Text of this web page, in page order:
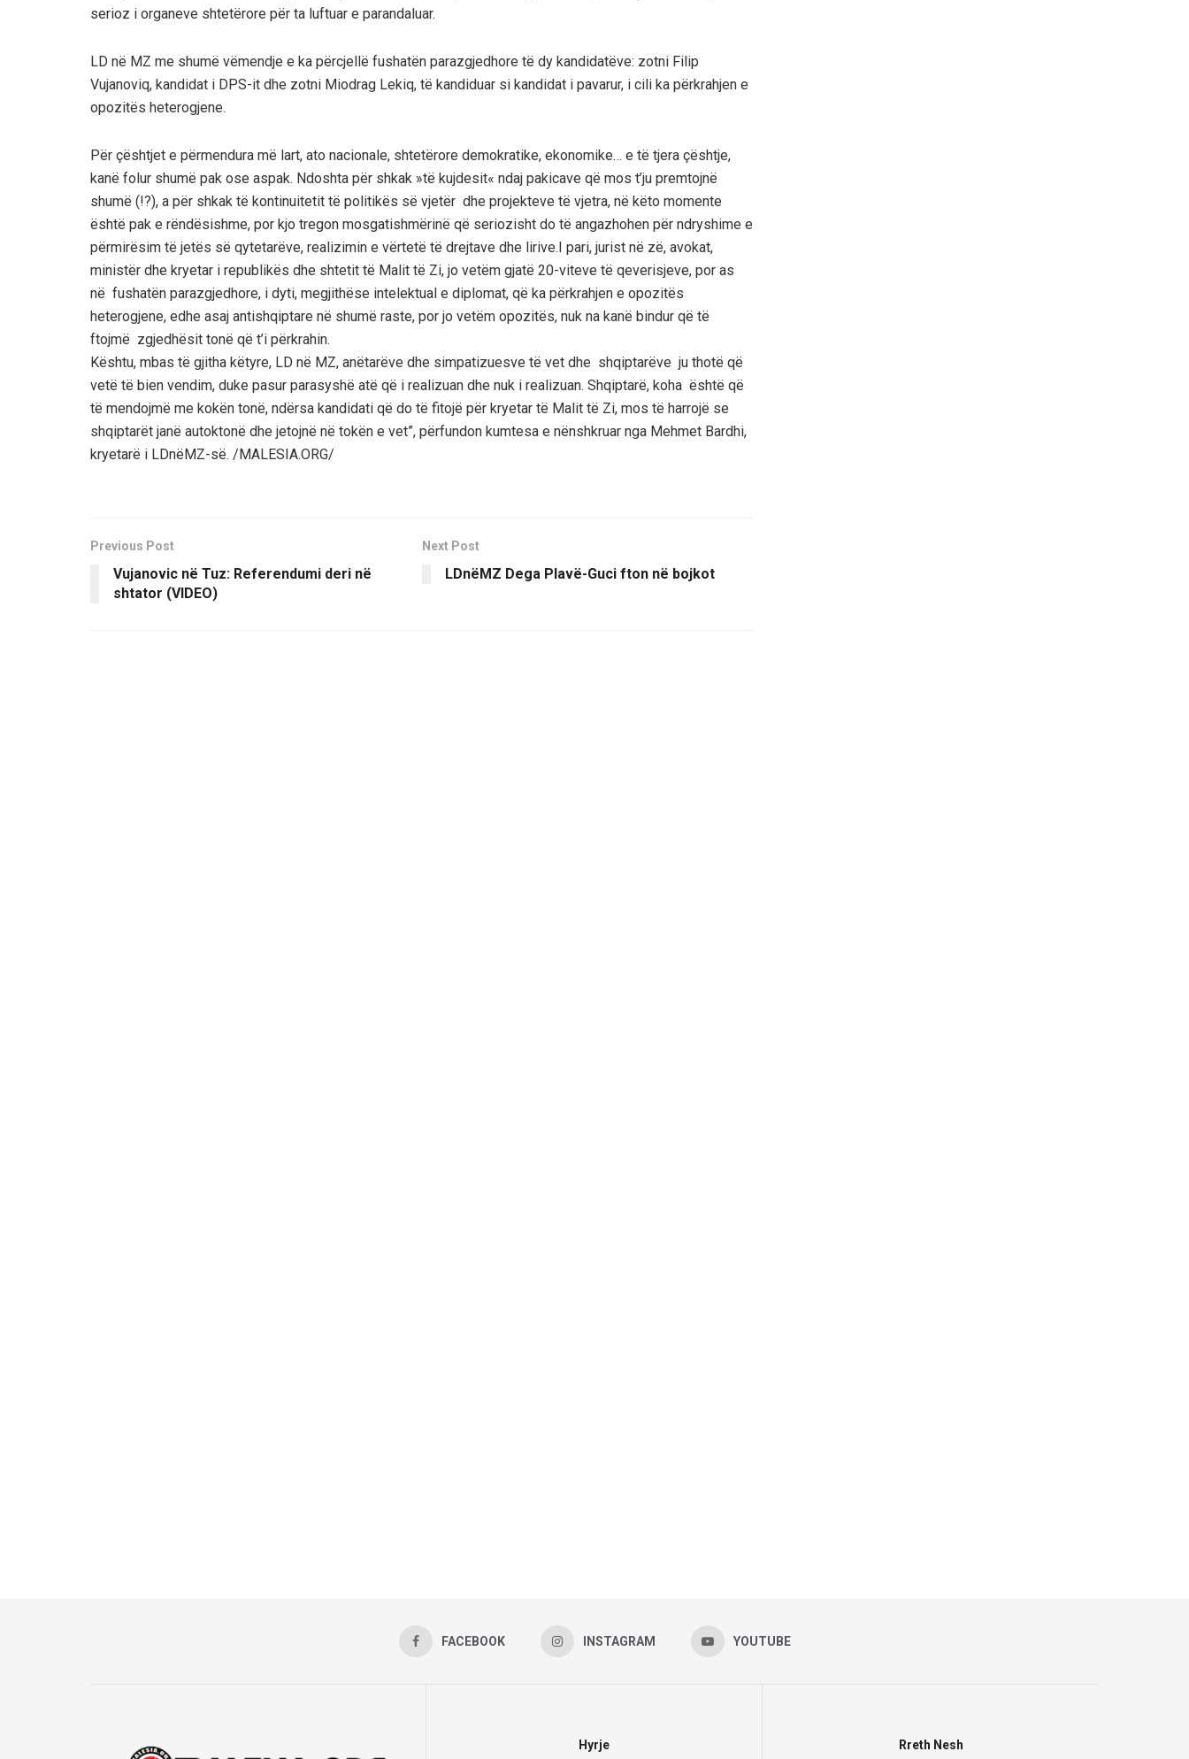
serioz i organeve shtetërore për ta luftuar e parandaluar.
LD në MZ me shumë vëmendje e ka përcjellë fushatën parazgjedhore të dy kandidatëve: zotni Filip
Vujanoviq, kandidat i DPS-it dhe zotni Miodrag Lekiq, të kandiduar si kandidat i pavarur, i cili ka përkrahjen e
opozitës heterogjene.
Për çështjet e përmendura më lart, ato nacionale, shtetërore demokratike, ekonomike… e të tjera çështje,
kanë folur shumë pak ose aspak. Ndoshta për shkak »të kujdesit« ndaj pakicave që mos t’ju premtojnë
shumë (!?), a për shkak të kontinuitetit të politikës së vjetër dhe projekteve të vjetra, në këto momente
është pak e rëndësishme, por kjo tregon mosgatishmërinë që seriozisht do të angazhohen për ndryshime e
përmirësim të jetës së qytetarëve, realizimin e vërtetë të drejtave dhe lirive.I pari, jurist në zë, avokat,
ministër dhe kryetar i republikës dhe shtetit të Malit të Zi, jo vetëm gjatë 20-viteve të qeverisjeve, por as
në fushatën parazgjedhore, i dyti, megjithëse intelektual e diplomat, që ka përkrahjen e opozitës
heterogjene, edhe asaj antishqiptare në shumë raste, por jo vetëm opozitës, nuk na kanë bindur që të
ftojmë zgjedhësit tonë që t’i përkrahin.
Kështu, mbas të gjitha këtyre, LD në MZ, anëtarëve dhe simpatizuesve të vet dhe shqiptarëve ju thotë që
vetë të bien vendim, duke pasur parasyshë atë që i realizuan dhe nuk i realizuan. Shqiptarë, koha është që
të mendojmë me kokën tonë, ndërsa kandidati që do të fitojë për kryetar të Malit të Zi, mos të harrojë se
shqiptarët janë autoktonë dhe jetojnë në tokën e vet”, përfundon kumtesa e nënshkruar nga Mehmet Bardhi,
kryetarë i LDnëMZ-së. /MALESIA.ORG/
Previous Post
Vujanovic në Tuz: Referendumi deri në
shtator (VIDEO)
Next Post
LDnëMZ Dega Plavë-Guci fton në bojkot
FACEBOOK INSTAGRAM YOUTUBE
Hyrje Rreth Nesh